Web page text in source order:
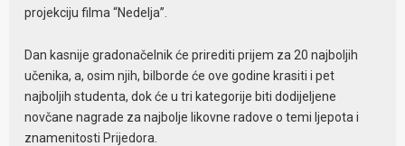
projekciju filma “Nedelja”.
Dan kasnije gradonačelnik će prirediti prijem za 20 najboljih
učenika, a, osim njih, bilborde će ove godine krasiti i pet
najboljih studenta, dok će u tri kategorije biti dodijeljene
novčane nagrade za najbolje likovne radove o temi ljepota i
znamenitosti Prijedora.